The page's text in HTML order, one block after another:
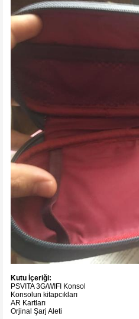
Kutu İçeriği:
PSVITA 3G/WIFI Konsol
Konsolun kitapcıkları
AR Kartları
Orjinal Şarj Aleti